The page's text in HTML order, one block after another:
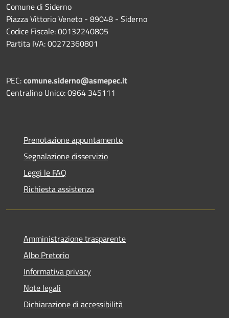
Comune di Siderno
Piazza Vittorio Veneto - 89048 - Siderno
Codice Fiscale: 00132240805
Partita IVA: 00272360801
PEC:comune.siderno@asmepec.it
Centralino Unico: 0964 345111
Prenotazione appuntamento
Segnalazione disservizio
Leggi le FAQ
Richiesta assistenza
Amministrazione trasparente
Albo Pretorio
Informativa privacy
Note legali
Dichiarazione di accessibilità